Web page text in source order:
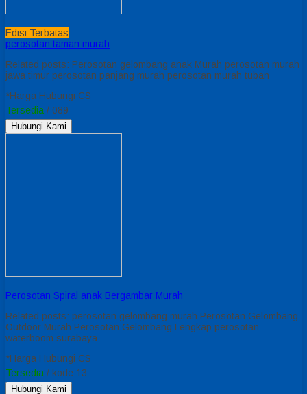
Edisi Terbatas
perosotan taman murah
Related posts: Perosotan gelombang anak Murah perosotan murah
jawa timur perosotan panjang murah perosotan murah tuban
*Harga Hubungi CS
Tersedia / 089
Hubungi Kami
Perosotan Spiral anak Bergambar Murah
Related posts: perosotan gelombang murah Perosotan Gelombang
Outdoor Murah Perosotan Gelombang Lengkap perosotan
waterboom surabaya
*Harga Hubungi CS
Tersedia / kode 13
Hubungi Kami